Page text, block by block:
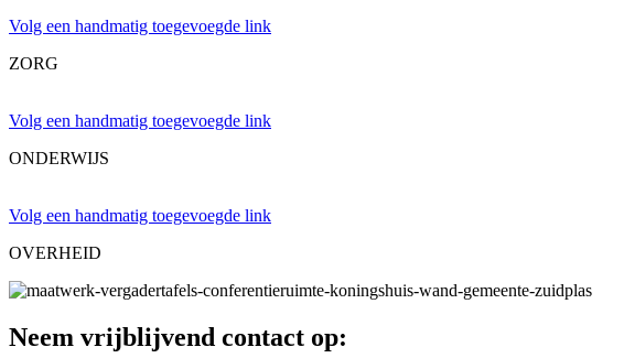
Volg een handmatig toegevoegde link
ZORG
Volg een handmatig toegevoegde link
ONDERWIJS
Volg een handmatig toegevoegde link
OVERHEID
Neem vrijblijvend contact op: